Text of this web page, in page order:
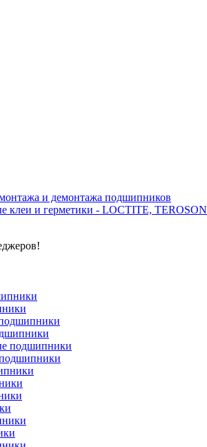
и демонтажа подшипников
клеи и герметики - LOCTITE, TEROSON